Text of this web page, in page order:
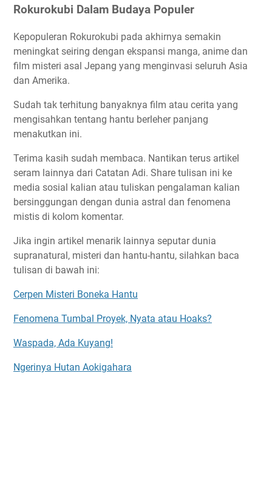
Rokurokubi Dalam Budaya Populer
Kepopuleran Rokurokubi pada akhirnya semakin
meningkat seiring dengan ekspansi manga, anime dan
film misteri asal Jepang yang menginvasi seluruh Asia
dan Amerika.
Sudah tak terhitung banyaknya film atau cerita yang
mengisahkan tentang hantu berleher panjang
menakutkan ini.
Terima kasih sudah membaca. Nantikan terus artikel
seram lainnya dari Catatan Adi. Share tulisan ini ke
media sosial kalian atau tuliskan pengalaman kalian
bersinggungan dengan dunia astral dan fenomena
mistis di kolom komentar.
Jika ingin artikel menarik lainnya seputar dunia
supranatural, misteri dan hantu-hantu, silahkan baca
tulisan di bawah ini:
Cerpen Misteri Boneka Hantu
Fenomena Tumbal Proyek, Nyata atau Hoaks?
Waspada, Ada Kuyang!
Ngerinya Hutan Aokigahara